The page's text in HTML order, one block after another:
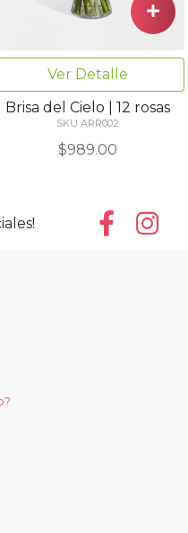
Ver Detalle
Brisa del Cielo | 12 rosas
SKU ARR002
$989.00